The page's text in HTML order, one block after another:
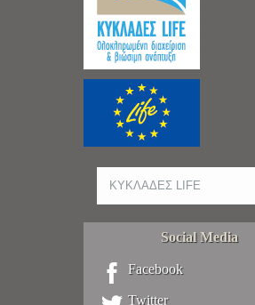
Social Media
Facebook
Twitter